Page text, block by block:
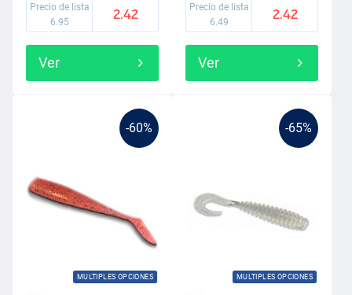
Precio de lista
6.95
2.42
Ver
Precio de lista
6.49
2.42
Ver
-60%
MULTIPLES OPCIONES
-65%
MULTIPLES OPCIONES